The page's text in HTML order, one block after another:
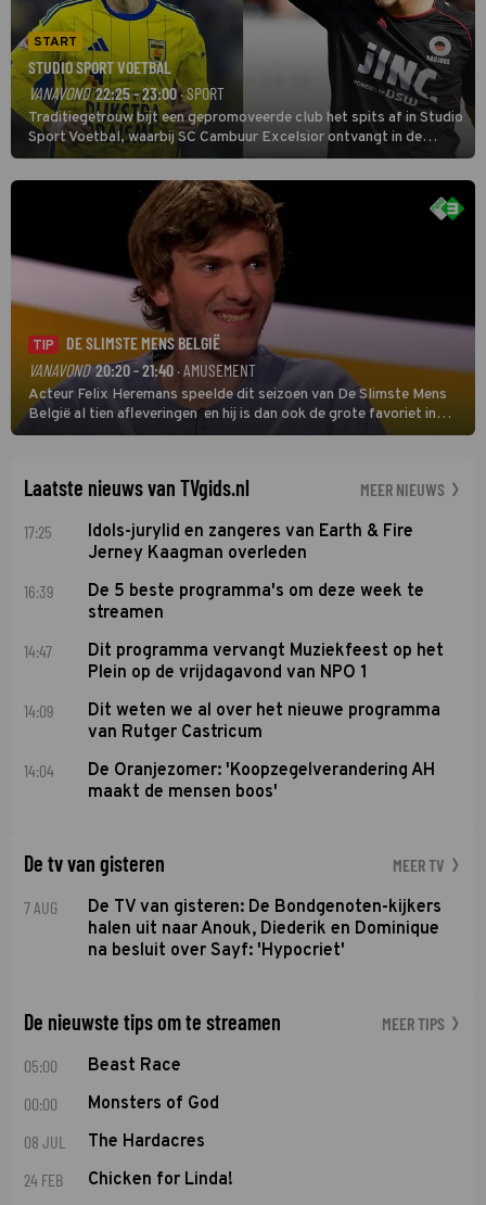
START
STUDIO SPORT VOETBAL
VANAVOND 22:25 - 23:00· SPORT
Traditiegetrouw bijt een gepromoveerde club het spits af in Studio
Sport Voetbal, waarbij SC Cambuur Excelsior ontvangt in de
eerste wedstrijd van het nieuwe Eredivisieseizoen. De nieuwe
oefenmeester is Johan Plat en hij wil aanvallend voetballen.
TIP
DE SLIMSTE MENS BELGIË
VANAVOND 20:20 - 21:40· AMUSEMENT
Acteur Felix Heremans speelde dit seizoen van De Slimste Mens
België al tien afleveringen en hij is dan ook de grote favoriet in
deze seizoensfinale. En er is Nederlandse inbreng, want komiek
Laatste nieuws van TVgids.nl MEER NIEUWS
17:25
Idols-jurylid en zangeres van Earth & Fire
Jerney Kaagman overleden
16:39
De 5 beste programma's om deze week te
streamen
14:47
Dit programma vervangt Muziekfeest op het
Plein op de vrijdagavond van NPO 1
14:09
Dit weten we al over het nieuwe programma
van Rutger Castricum
14:04
De Oranjezomer: 'Koopzegelverandering AH
maakt de mensen boos'
De tv van gisteren MEER TV
7 AUG
De TV van gisteren: De Bondgenoten-kijkers
halen uit naar Anouk, Diederik en Dominique
na besluit over Sayf: 'Hypocriet'
De nieuwste tips om te streamen MEER TIPS
05:00 Beast Race
00:00 Monsters of God
08 JUL The Hardacres
24 FEB Chicken for Linda!